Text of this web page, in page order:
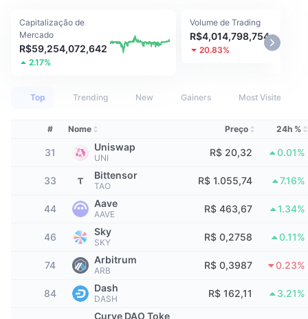
Desbloqueios de Tokens
Rendimentos
Classificações
Em alta
Adicionado Recentemente
Ganhadores e Perdedores
Mais Visitados
Nº de criptomoedas
Tesouros de Bitcoin
Indicadores
Índice de Medo e Ganância
Índice Altcoin Season
Indicadores de Ciclo de Mercado
Dominância do Bitcoin
Novo
Ganhadores
Spot
Derivativos
Corretoras descentralizadas
Spot
Derivativos
Notícias
Tópicos
Sentimento
API
API
Corporativo
Preços
Recursos
Documentação
Perguntas Frequentes
Produtos
Newsletter
CMC Launch
CMC Labs
Principais Notícias
Capitalização de
Mercado
R$59,254,072,642
2.17%
Volume de Trading
R$4,014,798,754
20.83%
Top Trending New Gainers Most Visited
# Nome Preço 24h %
31 Uniswap
UNI R$ 20,32 0.01%
33 Bittensor
TAO R$ 1.055,74 7.16%
44 Aave
AAVE R$ 463,67 1.34%
46 Sky
SKY R$ 0,2758 0.11%
74 Arbitrum
ARB R$ 0,3987 0.23%
84 Dash
DASH R$ 162,11 3.21%
Curve DAO Toke